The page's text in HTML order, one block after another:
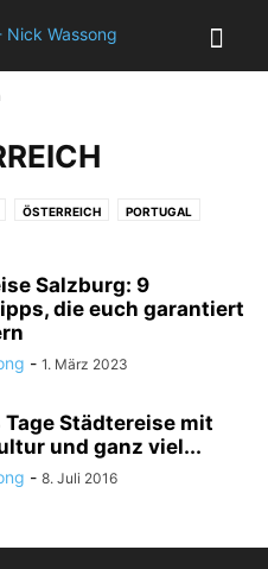
ÖSTERREICH PORTUGAL
Salzburg: 9
die euch garantiert
- 1. März 2023
Tage Städtereise mit
und ganz viel...
- 8. Juli 2016